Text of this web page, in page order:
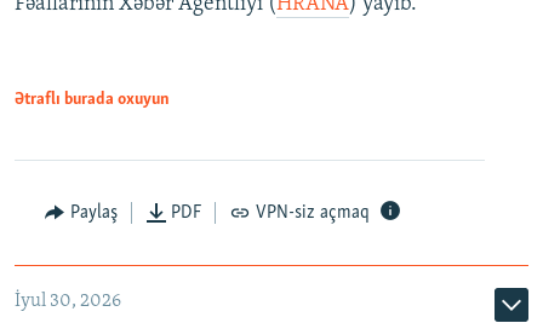
Ətraflı burada oxuyun
Paylaş PDF VPN-siz açmaq
İyul 30, 2026